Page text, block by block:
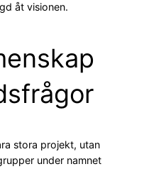
åt visionen.
stora projekt, utan
under namnet